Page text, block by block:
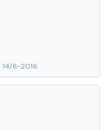
14/6-2016